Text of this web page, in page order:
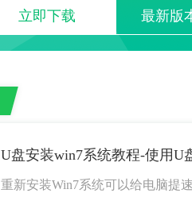
立即下载 最新版
U盘安装win7系统教程-使用U
重新安装Win7系统可以给电脑提